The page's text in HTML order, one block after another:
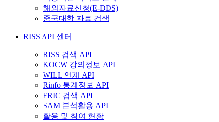
해외자료신청(E-DDS)
중국대학 자료 검색
RISS API 센터
RISS 검색 API
KOCW 강의정보 API
WILL 연계 API
Rinfo 통계정보 API
FRIC 검색 API
SAM 분석활용 API
활용 및 참여 현황